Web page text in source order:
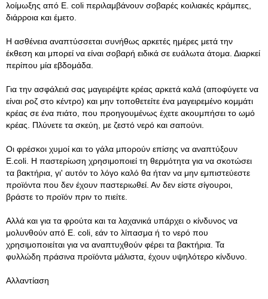
λοίμωξης από Ε. coli περιλαμβάνουν σοβαρές κοιλιακές κράμπες,
διάρροια και έμετο.
Η ασθένεια αναπτύσσεται συνήθως αρκετές ημέρες μετά την
έκθεση και μπορεί να είναι σοβαρή ειδικά σε ευάλωτα άτομα. Διαρκεί
περίπου μία εβδομάδα.
Για την ασφάλειά σας μαγειρέψτε κρέας αρκετά καλά (αποφύγετε να
είναι ροζ στο κέντρο) και μην τοποθετείτε ένα μαγειρεμένο κομμάτι
κρέας σε ένα πιάτο, που προηγουμένως έχετε ακουμπήσει το ωμό
κρέας. Πλύνετε τα σκεύη, με ζεστό νερό και σαπούνι.
Οι φρέσκοι χυμοί και το γάλα μπορούν επίσης να αναπτύξουν
E.coli. Η παστερίωση χρησιμοποιεί τη θερμότητα για να σκοτώσει
τα βακτήρια, γι' αυτόν το λόγο καλό θα ήταν να μην εμπιστεύεστε
προϊόντα που δεν έχουν παστεριωθεί. Αν δεν είστε σίγουροι,
βράστε το προϊόν πριν το πιείτε.
Αλλά και για τα φρούτα και τα λαχανικά υπάρχει ο κίνδυνος να
μολυνθούν από E. coli, εάν το λίπασμα ή το νερό που
χρησιμοποιείται για να αναπτυχθούν φέρει τα βακτήρια. Τα
φυλλώδη πράσινα προϊόντα μάλιστα, έχουν υψηλότερο κίνδυνο.
Αλλαντίαση